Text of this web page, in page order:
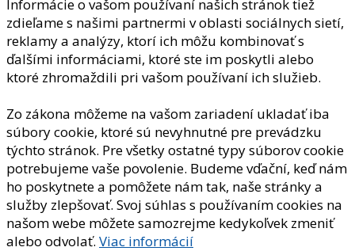
Informácie o vašom používaní našich stránok tiež
zdieľame s našimi partnermi v oblasti sociálnych sietí,
reklamy a analýzy, ktorí ich môžu kombinovať s
ďalšími informáciami, ktoré ste im poskytli alebo
ktoré zhromaždili pri vašom používaní ich služieb.
Zo zákona môžeme na vašom zariadení ukladať iba
súbory cookie, ktoré sú nevyhnutné pre prevádzku
týchto stránok. Pre všetky ostatné typy súborov cookie
potrebujeme vaše povolenie. Budeme vďační, keď nám
ho poskytnete a pomôžete nám tak, naše stránky a
služby zlepšovať. Svoj súhlas s používaním cookies na
našom webe môžete samozrejme kedykoľvek zmeniť
alebo odvolať. Viac informácií